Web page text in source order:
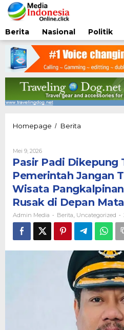
Lewati
ke
konten
Berita
Nasional Politik
Homepage / Berita
Pemerintah
Jangan
Tutup
Mata:
Ikon
Wisata
Pangkalpinang
Terancam
Rusak
Depan
Mata
Mei 9, 2026Oleh
Admin
Media
Pasir Padi Dikepung
Pemerintah Jangan
Wisata
Rusak di Depan Mata
Admin Media - Berita Uncategorized -